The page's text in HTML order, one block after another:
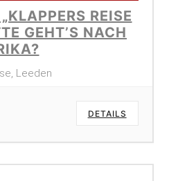
REISE
GEHT’S NACH
Leeden
DETAILS